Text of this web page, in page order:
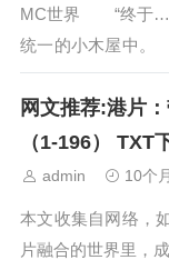
MC世界 “终于
统一的小木屋中
灰头土脸，衣衫褴
网文推荐:港片
（1-196） TXT
admin 10个
本文收集自网络，
片融合的世界里，